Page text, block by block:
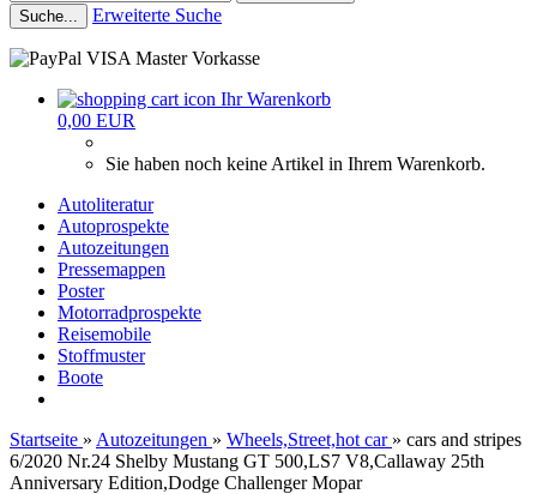
Suche... Erweiterte Suche
Ihr Warenkorb
0,00 EUR
Sie haben noch keine Artikel in Ihrem Warenkorb.
Autoliteratur
Autoprospekte
Autozeitungen
Pressemappen
Poster
Motorradprospekte
Reisemobile
Stoffmuster
Boote
Startseite » Autozeitungen » Wheels,Street,hot car » cars and stripes
6/2020 Nr.24 Shelby Mustang GT 500,LS7 V8,Callaway 25th
Anniversary Edition,Dodge Challenger Mopar